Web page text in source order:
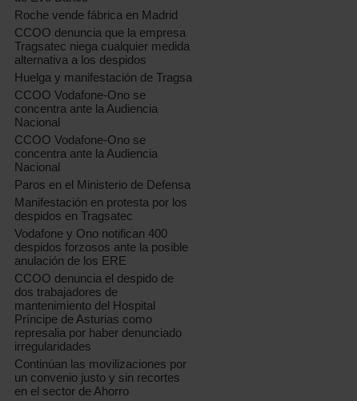
Roche vende fábrica en Madrid
CCOO denuncia que la empresa
Tragsatec niega cualquier medida
alternativa a los despidos
Huelga y manifestación de Tragsa
CCOO Vodafone-Ono se
concentra ante la Audiencia
Nacional
CCOO Vodafone-Ono se
concentra ante la Audiencia
Nacional
Paros en el Ministerio de Defensa
Manifestación en protesta por los
despidos en Tragsatec
Vodafone y Ono notifican 400
despidos forzosos ante la posible
anulación de los ERE
CCOO denuncia el despido de
dos trabajadores de
mantenimiento del Hospital
Príncipe de Asturias como
represalia por haber denunciado
irregularidades
Continúan las movilizaciones por
un convenio justo y sin recortes
en el sector de Ahorro